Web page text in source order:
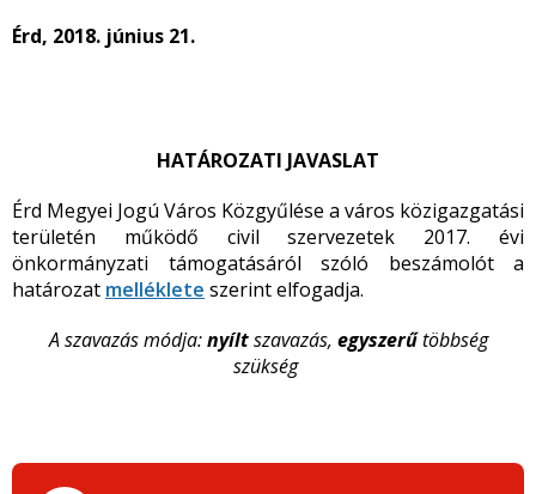
Érd, 2018. június 21.
HATÁROZATI JAVASLAT
Érd Megyei Jogú Város Közgyűlése a város közigazgatási
területén működő civil szervezetek 2017. évi
önkormányzati támogatásáról szóló beszámolót a
határozat melléklete szerint elfogadja.
A szavazás módja:nyíltszavazás, egyszerűtöbbség
szükség